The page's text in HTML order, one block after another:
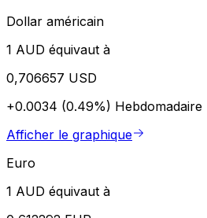
Dollar américain
1 AUD équivaut à
0,706657 USD
+0.0034 (0.49%) Hebdomadaire
Afficher le graphique
Euro
1 AUD équivaut à